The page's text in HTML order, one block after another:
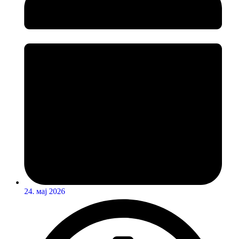
24. мај 2026